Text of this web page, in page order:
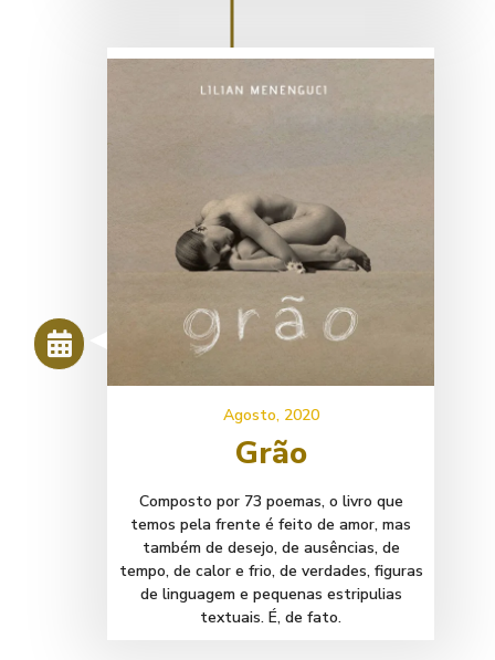
Agosto, 2020
Grão
Composto por 73 poemas, o livro que
temos pela frente é feito de amor, mas
também de desejo, de ausências, de
tempo, de calor e frio, de verdades, figuras
de linguagem e pequenas estripulias
textuais. É, de fato.